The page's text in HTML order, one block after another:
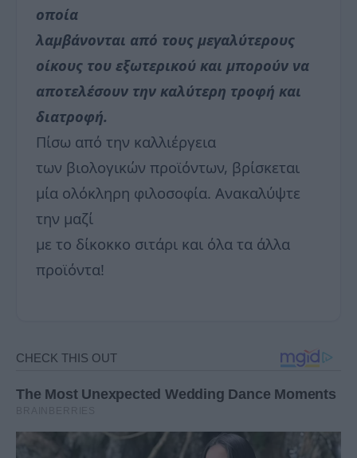
οποία
λαμβάνονται από τους μεγαλύτερους
οίκους του εξωτερικού και μπορούν να
αποτελέσουν την καλύτερη τροφή και
διατροφή.
Πίσω από την καλλιέργεια
των βιολογικών προϊόντων, βρίσκεται
μία ολόκληρη φιλοσοφία. Ανακαλύψτε
την μαζί
με το δίκοκκο σιτάρι και όλα τα άλλα
προϊόντα!